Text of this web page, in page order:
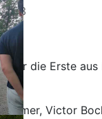
für die Erste aus
Victor